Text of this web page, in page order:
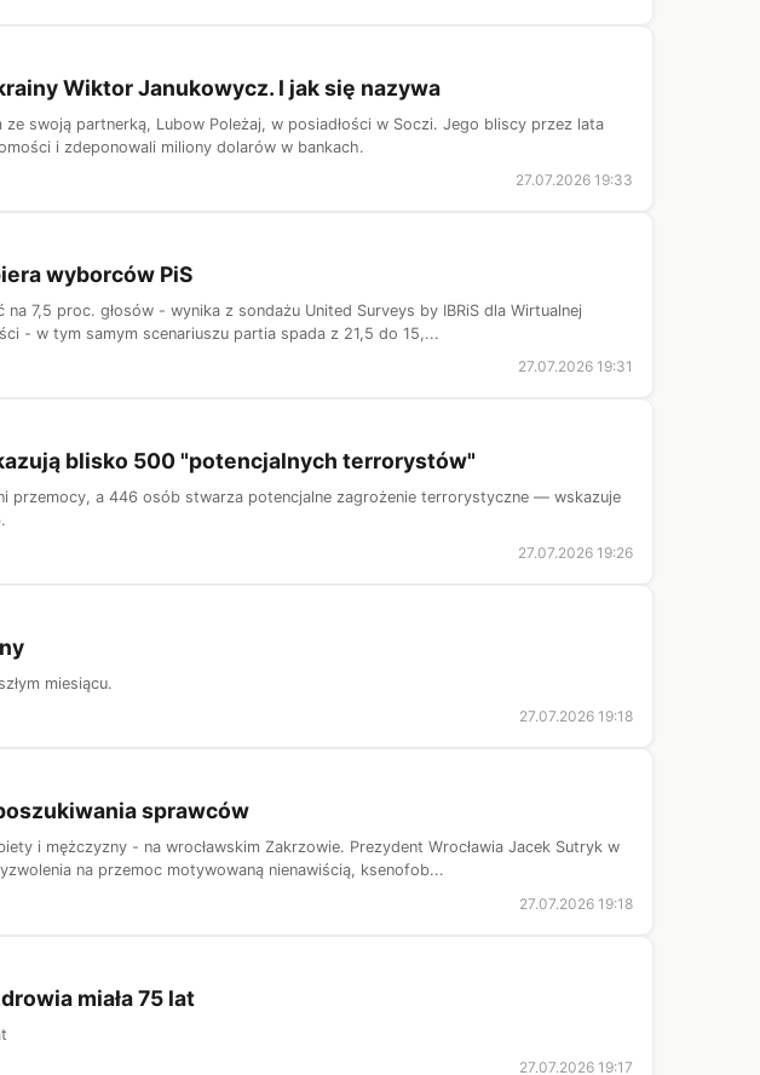
Wiktor Janukowycz. I jak się nazywa
swoją partnerką, Lubow Poleżaj, w posiadłości w Soczi. Jego bliscy przez lata
i zdeponowali miliony dolarów w bankach.
27.07.2026 19:33
wyborców PiS
7,5 proc. głosów - wynika z sondażu United Surveys by IBRiS dla Wirtualnej
- w tym samym scenariuszu partia spada z 21,5 do 15,...
27.07.2026 19:31
blisko 500 "potencjalnych terrorystów"
przemocy, a 446 osób stwarza potencjalne zagrożenie terrorystyczne — wskazuje
27.07.2026 19:26
miesiącu.
27.07.2026 19:18
sprawców
i mężczyzny - na wrocławskim Zakrzowie. Prezydent Wrocławia Jacek Sutryk w
na przemoc motywowaną nienawiścią, ksenofob...
27.07.2026 19:18
miała 75 lat
27.07.2026 19:17